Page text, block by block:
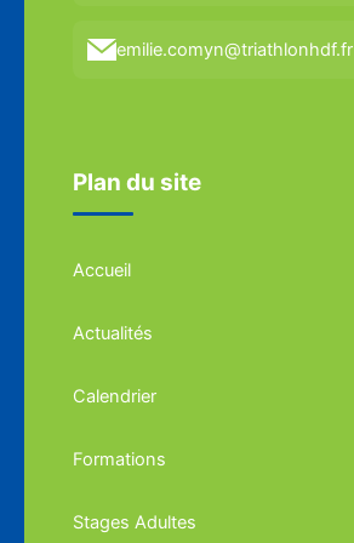
emilie.comyn@triathlonhdf.fr
Plan du site
Accueil
Actualités
Calendrier
Formations
Stages Adultes